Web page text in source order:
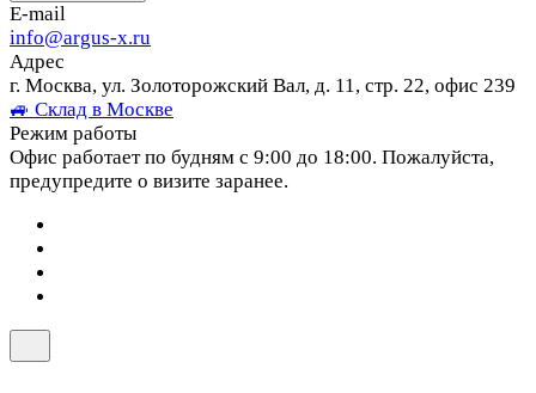
E-mail
info@argus-x.ru
Адрес
г. Москва, ул. Золоторожский Вал, д. 11, стр. 22, офис 239
🚙 Склад в Москве
Режим работы
Офис работает по будням с 9:00 до 18:00. Пожалуйста,
предупредите о визите заранее.